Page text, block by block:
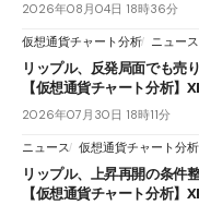
2026年08月04日 18時36分
仮想通貨チャート分析 ニュース
リップル、反発局面でも売
【仮想通貨チャート分析】
2026年07月30日 18時11分
ニュース 仮想通貨チャート分析
リップル、上昇再開の条件
【仮想通貨チャート分析】